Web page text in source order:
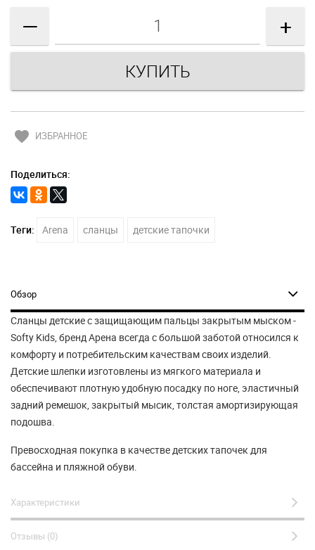
— +
favorite ИЗБРАННОЕ
Поделиться:
Теги: Arena сланцы детские тапочки
Обзор
Сланцы детские с защищающим пальцы закрытым мыском -
Softy Kids, бренд Арена всегда с большой заботой относился к
комфорту и потребительским качествам своих изделий.
Детские шлепки изготовлены из мягкого материала и
обеспечивают плотную удобную посадку по ноге, эластичный
задний ремешок, закрытый мысик, толстая амортизирующая
подошва.
Превосходная покупка в качестве детских тапочек для
бассейна и пляжной обуви.
Характеристики
Отзывы (0)